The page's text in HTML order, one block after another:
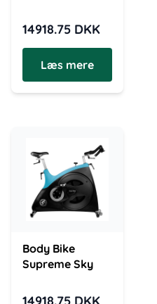
14918.75 DKK
Læs mere
Body Bike
Supreme Sky